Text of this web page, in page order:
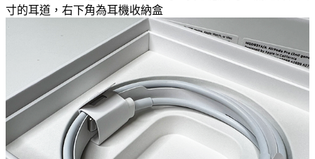
寸的耳道，右下角為耳機收納盒